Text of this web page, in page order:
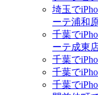
埼玉で
ーテ浦和
千葉で
ーテ成東店
千葉で
千葉で
千葉で